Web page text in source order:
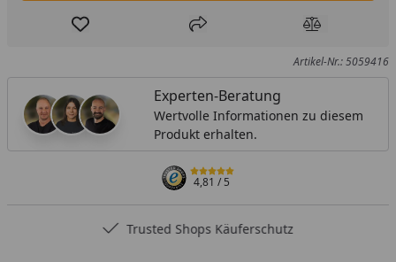
Produkt zur Wunschliste hinzufügen
Teilen Produkt
Artikel-Nr.: 5059416
Experten-Beratung
Wertvolle Informationen zu diesem
Produkt erhalten.
4,81/ 5
Trusted Shops Käuferschutz